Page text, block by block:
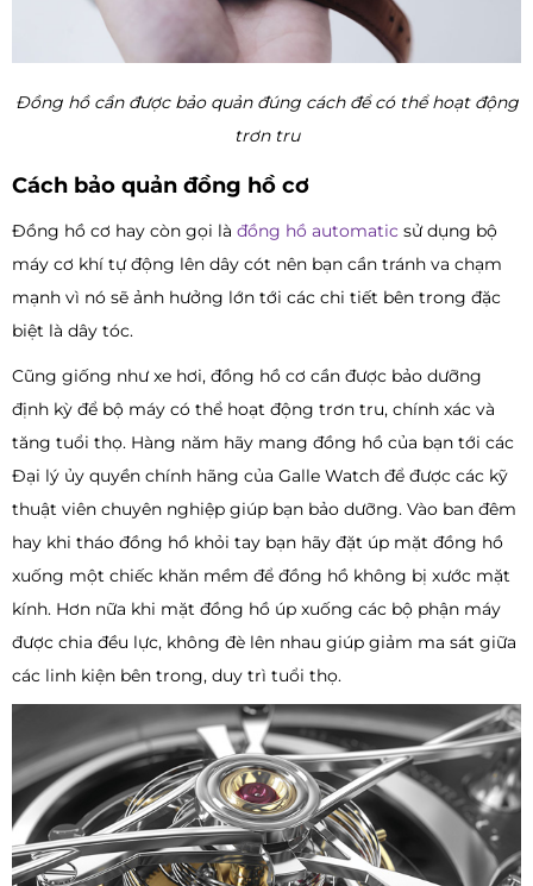
Đồng hồ cần được bảo quản đúng cách để có thể hoạt động
trơn tru
Cách bảo quản đồng hồ cơ
Đồng hồ cơ hay còn gọi là đồng hồ automatic sử dụng bộ
máy cơ khí tự động lên dây cót nên bạn cần tránh va chạm
mạnh vì nó sẽ ảnh hưởng lớn tới các chi tiết bên trong đặc
biệt là dây tóc.
Cũng giống như xe hơi, đồng hồ cơ cần được bảo dưỡng
định kỳ để bộ máy có thể hoạt động trơn tru, chính xác và
tăng tuổi thọ. Hàng năm hãy mang đồng hồ của bạn tới các
Đại lý ủy quyền chính hãng của Galle Watch để được các kỹ
thuật viên chuyên nghiệp giúp bạn bảo dưỡng. Vào ban đêm
hay khi tháo đồng hồ khỏi tay bạn hãy đặt úp mặt đồng hồ
xuống một chiếc khăn mềm để đồng hồ không bị xước mặt
kính. Hơn nữa khi mặt đồng hồ úp xuống các bộ phận máy
được chia đều lực, không đè lên nhau giúp giảm ma sát giữa
các linh kiện bên trong, duy trì tuổi thọ.